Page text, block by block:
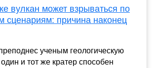
вулкан может взрываться по
сценариям: причина наконец
ученым геологическую
и тот же кратер способен